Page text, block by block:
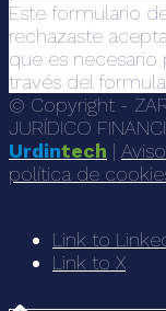
Este formulario
rechazaste
que es necesario
través del
© Copyright -
JURÍDICO
Urdintech |
política de
Link to
Link to X